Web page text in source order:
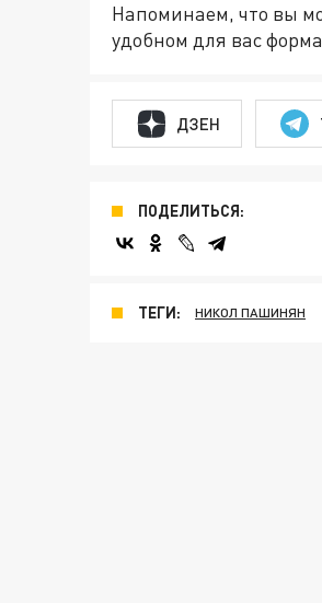
Напоминаем, что вы
удобном для вас
ДЗЕН
ПОДЕЛИТЬСЯ:
ТЕГИ: НИКОЛ ПАШИНЯН